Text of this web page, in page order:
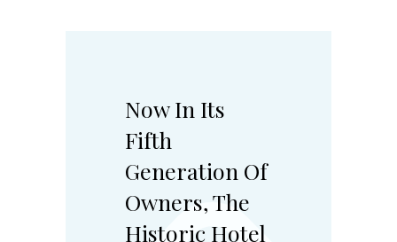
Now In Its
Fifth
Generation Of
Owners, The
Historic Hotel